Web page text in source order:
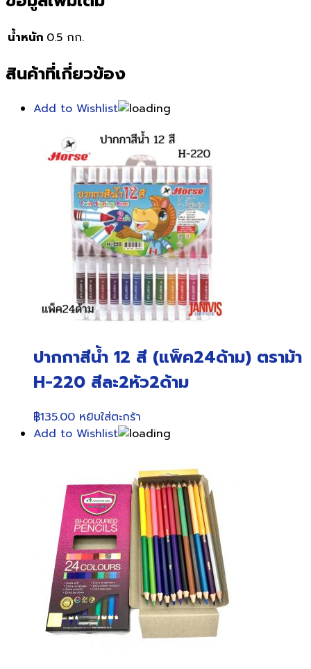
น้ำหนัก 0.5 กก.
สินค้าที่เกี่ยวข้อง
Add to Wishlist
ปากกาสีน้ำ 12 สี (แพ็ค24ด้าม) ตราม้า
H-220 สีละ2หัว2ด้าม
฿135.00 หยิบใส่ตะกร้า
Add to Wishlist